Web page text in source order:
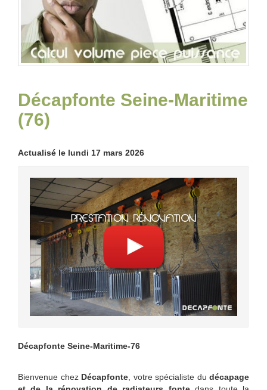
Décapfonte Seine-Maritime
(76)
Actualisé le lundi 17 mars 2026
Décapfonte Seine-Maritime-76
Bienvenue chez Décapfonte , votre spécialiste du décapage